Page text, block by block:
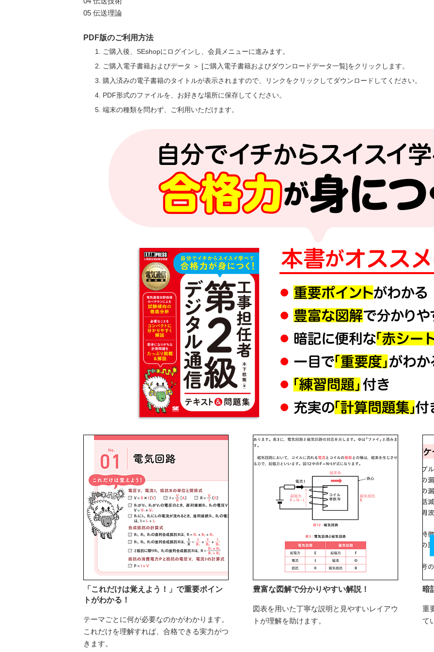
05 伝送理論
PDF版のご利用方法
ご購入後、SEshopにログインし、会員メニューに進みます。
ご購入電子書籍およびデータ ＞ [ご購入電子書籍およびダウンロードデータ一覧]をクリックします。
購入済みの電子書籍のタイトルが表示されますので、リンクをクリックしてダウンロードしてください。
PDF形式のファイルを、お好きな場所に保存してください。
端末の種類を問わず、ご利用いただけます。
「これだけは覚えよう！」で重要ポイン
トがわかる！
テーマごとに何が必要なのかがわかります。
これだけを理解すれば、合格できる実力がつ
きます。
豊富な図解で分かりやすい解説！
図表を用いた丁寧な説明と見やすいレイアウ
トが理解を助けます。
暗
重
て